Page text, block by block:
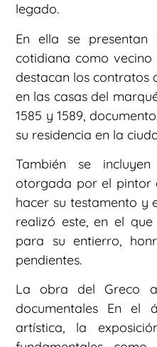
legado.
En ella se
cotidiana como
destacan los contratos
en las casas del
1585 y 1589,
su residencia en la
También se
otorgada por el pintor
hacer su testamento y
realizó este, en el
para su entierro,
pendientes.
La obra del Greco
documentales En el
artística, la